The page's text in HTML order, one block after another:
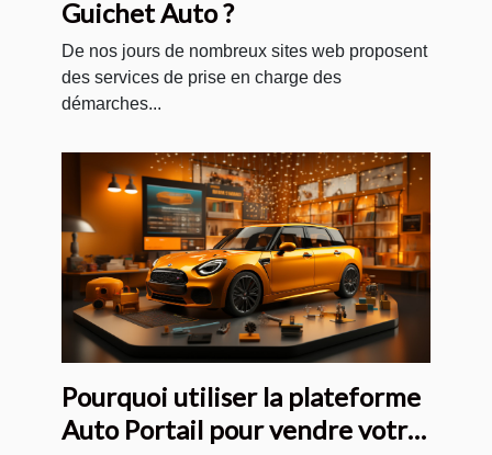
Guichet Auto ?
De nos jours de nombreux sites web proposent
des services de prise en charge des
démarches...
Pourquoi utiliser la plateforme
Auto Portail pour vendre votre